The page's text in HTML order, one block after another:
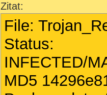
Zitat:
File:
Status:
INFECTED/
MD5